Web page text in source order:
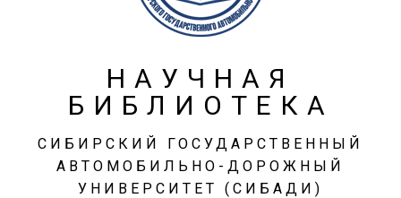
НАУЧНАЯ
БИБЛИОТЕКА
СИБИРСКИЙ ГОСУДАРСТВЕННЫЙ
АВТОМОБИЛЬНО-ДОРОЖНЫЙ
УНИВЕРСИТЕТ (СИБАДИ)